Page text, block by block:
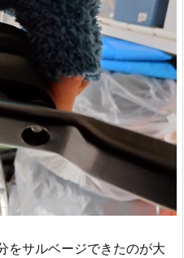
をサルベージできたのが大